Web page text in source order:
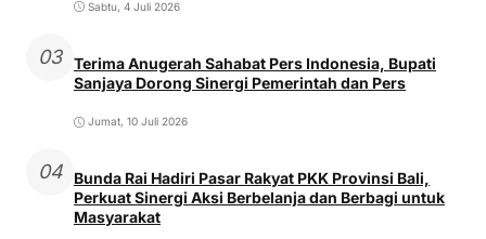
Sabtu, 4 Juli 2026
03
Terima Anugerah Sahabat Pers Indonesia, Bupati
Sanjaya Dorong Sinergi Pemerintah dan Pers
Jumat, 10 Juli 2026
04
Bunda Rai Hadiri Pasar Rakyat PKK Provinsi Bali,
Perkuat Sinergi Aksi Berbelanja dan Berbagi untuk
Masyarakat